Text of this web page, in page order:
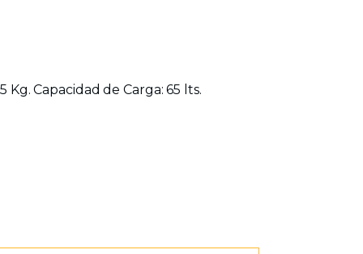
Kg. Capacidad de Carga: 65 lts.